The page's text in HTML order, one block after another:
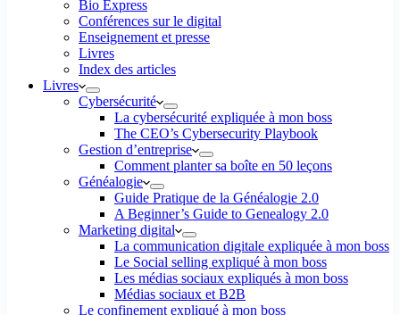
Bio Express
Conférences sur le digital
Enseignement et presse
Livres
Index des articles
Livres
Cybersécurité
La cybersécurité expliquée à mon boss
The CEO’s Cybersecurity Playbook
Gestion d’entreprise
Comment planter sa boîte en 50 leçons
Généalogie
Guide Pratique de la Généalogie 2.0
A Beginner’s Guide to Genealogy 2.0
Marketing digital
La communication digitale expliquée à mon boss
Le Social selling expliqué à mon boss
Les médias sociaux expliqués à mon boss
Médias sociaux et B2B
Le confinement expliqué à mon boss